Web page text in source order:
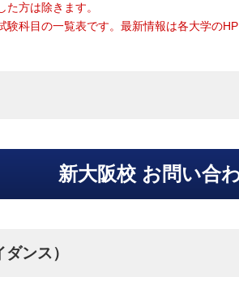
方は除きます。
科目の一覧表です。最新情報は各大学のHP
新大阪校 お問い合
ンス）